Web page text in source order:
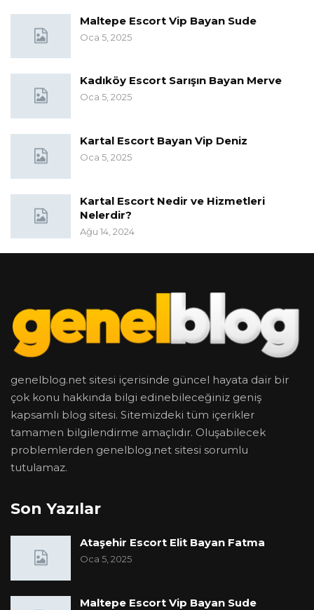
Maltepe Escort Vip Bayan Sude
Oca 5, 2025
Kadıköy Escort Sarışın Bayan Merve
Oca 5, 2025
Kartal Escort Bayan Vip Deniz
Oca 5, 2025
Kartal Escort Nedir ve Hizmetleri
Nelerdir?
Ağu 14, 2024
genelblog.net sitesi içerisinde güncel hayata dair bir
çok konu hakkında bilgi edinebileceğiniz geniş
kapsamlı blog sitesi. Sitemizdeki tüm içerikler
tamamen bilgilendirme amaçlıdır. Oluşabilecek
problemlerden genelblog.net sitesi sorumlu
tutulamaz.
Son Yazılar
Ataşehir Escort Elit Bayan Fatma
Oca 5, 2025
Maltepe Escort Vip Bayan Sude